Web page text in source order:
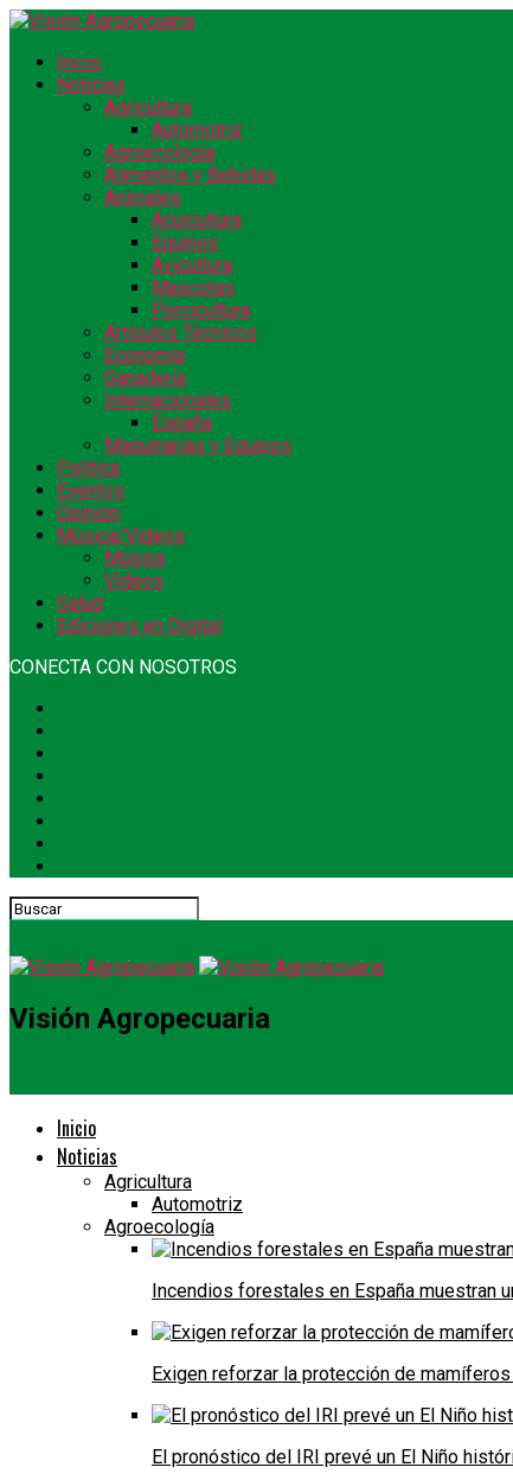
Inicio
Noticias
Agricultura
Automotriz
Agroecología
Alimentos y Bebidas
Animales
Acuicultura
Equinos
Avicultura
Mascotas
Porcicultura
Artículos Técnicos
Economía
Ganadería
Internacionales
España
Maquinarias y Equipos
Política
Eventos
Opinión
Música/Videos
Música
Videos
Salud
Ediciones en Digital
CONECTA CON NOSOTROS
Visión Agropecuaria
Inicio
Noticias
Agricultura
Automotriz
Agroecología
Incendios forestales en España muestran
Exigen reforzar la protección de
El pronóstico del IRI prevé un El Niño